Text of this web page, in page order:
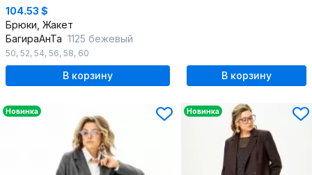
104.53 $
Брюки, Жакет
БагираАнТа 1125 бежевый
50, 52, 54, 56, 58, 60
В корзину В корзину
Новинка Новинка